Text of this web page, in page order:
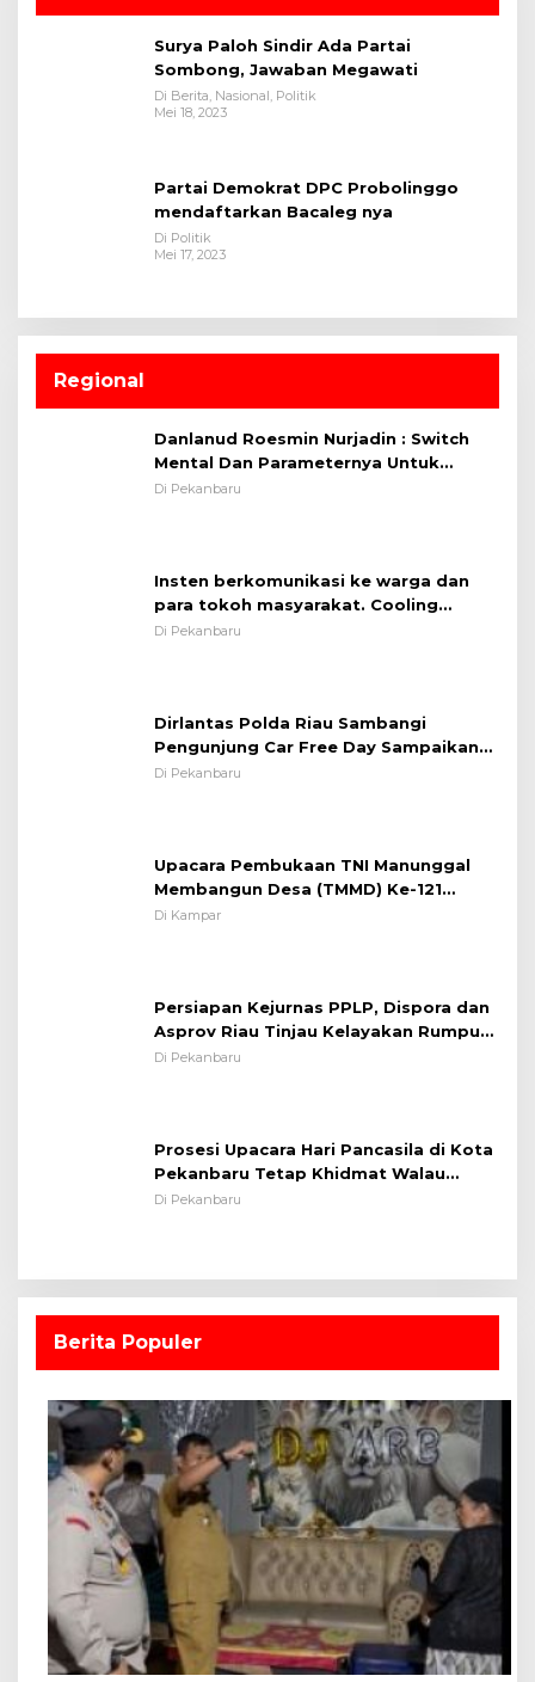
Surya Paloh Sindir Ada Partai
Sombong, Jawaban Megawati
Di Berita, Nasional, Politik
Mei 18, 2023
Partai Demokrat DPC Probolinggo
mendaftarkan Bacaleg nya
Di Politik
Mei 17, 2023
Regional
Danlanud Roesmin Nurjadin : Switch
Mental Dan Parameternya Untuk
Melaksanakan ✈
Di Pekanbaru
Insten berkomunikasi ke warga dan
para tokoh masyarakat. Cooling
System OMP LK ²024 Polsek Rumbai,
Di Pekanbaru
Dirlantas Polda Riau Sambangi
Pengunjung Car Free Day Sampaikan
Pesan Edukasi Kamtibmas &
Di Pekanbaru
Upacara Pembukaan TNI Manunggal
Membangun Desa (TMMD) Ke-121
Kodim 0313/KPR Tahun 2024) ?
Di Kampar
Persiapan Kejurnas PPLP, Dispora dan
Asprov Riau Tinjau Kelayakan Rumput
Lapangan Sepakbola
Di Pekanbaru
Prosesi Upacara Hari Pancasila di Kota
Pekanbaru Tetap Khidmat Walau
Dalam Ruangan
Di Pekanbaru
Berita Populer